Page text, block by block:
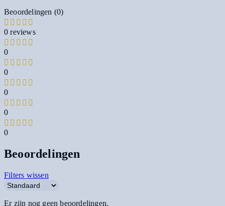
Beoordelingen (0)
0 reviews
0
0
0
0
0
Beoordelingen
Filters wissen
Er zijn nog geen beoordelingen.